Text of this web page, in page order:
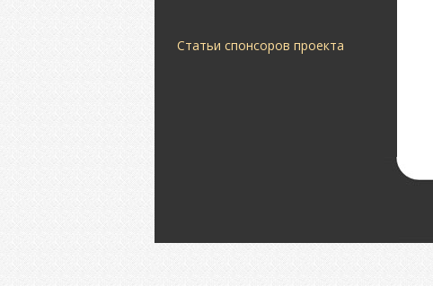
Статьи спонсоров проекта